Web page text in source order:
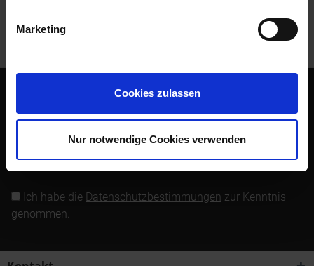
Marketing
Cookies zulassen
Nur notwendige Cookies verwenden
Sie keine Neuigkeit oder Aktion mehr von Siebenrock.
Newsletter abonnieren
Ich habe die Datenschutzbestimmungen zur Kenntnis
genommen.